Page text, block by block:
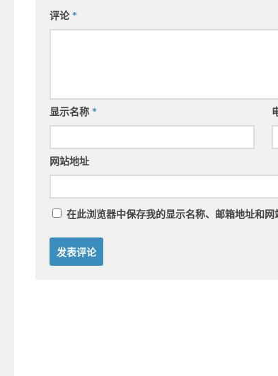
评论 *
显示名称 *
网站地址
在此浏览器中保存我的显示名称、邮箱地址和网